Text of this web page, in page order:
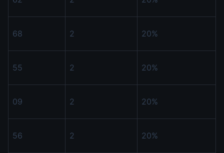
68 2 20%
55 2 20%
09 2 20%
56 2 20%